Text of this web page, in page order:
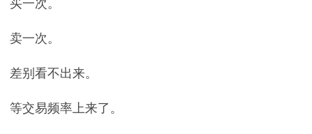
卖一次。
差别看不出来。
等交易频率上来了。